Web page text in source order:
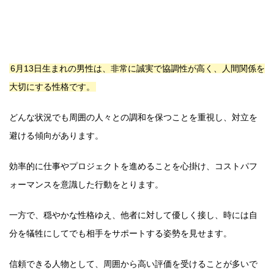
6月13日生まれの男性は、非常に誠実で協調性が高く、人間関係を
大切にする性格です。
どんな状況でも周囲の人々との調和を保つことを重視し、対立を
避ける傾向があります。
効率的に仕事やプロジェクトを進めることを心掛け、コストパフ
ォーマンスを意識した行動をとります。
一方で、穏やかな性格ゆえ、他者に対して優しく接し、時には自
分を犠牲にしてでも相手をサポートする姿勢を見せます。
信頼できる人物として、周囲から高い評価を受けることが多いで